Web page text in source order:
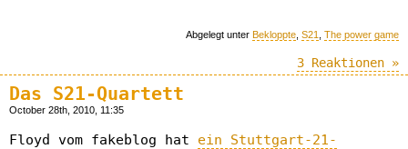
Abgelegt unter Bekloppte S21 The power game
3 Reaktionen »
Das S21-Quartett
October 28th, 2010, 11:35
Floyd vom fakeblog hat ein Stuttgart-21-